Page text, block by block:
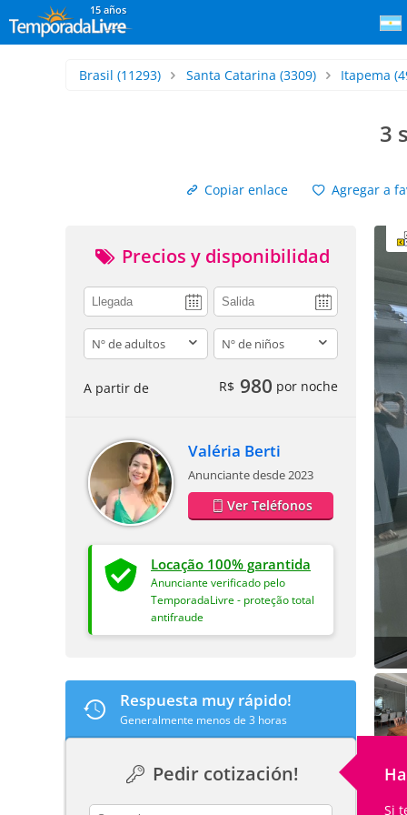
15 años
Brasil (11293) Santa Catarina (3309) Itapema
3
Copiar enlace
Agregar a
Precios y disponibilidad
adults children
A partir de R$ 980 por noche
Valéria Berti
Anunciante desde 2023
Ver Teléfonos
Locação 100% garantida
Anunciante verificado pelo
TemporadaLivre - proteção total
antifraude
Respuesta muy rápido!
Generalmente menos de 3 horas
Pedir cotización!
Si